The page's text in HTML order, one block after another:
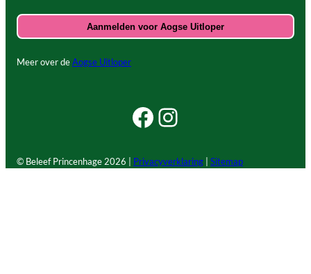
Meer over deAogse Uitloper
Facebook Beleef Princenhage
Instagram Beleef Princenhage
© Beleef Princenhage 2026 | Privacyverklaring Sitemap